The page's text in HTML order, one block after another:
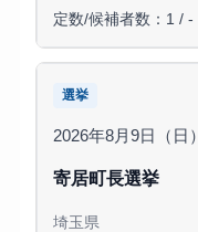
定数/候補者数：1 / -
選挙
2026年8月9日（日）
寄居町長選挙
埼玉県